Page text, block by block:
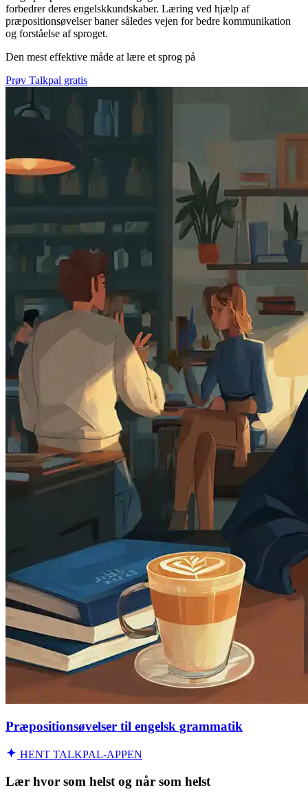
forbedrer deres engelskkundskaber. Læring ved hjælp af
præpositionsøvelser baner således vejen for bedre kommunikation
og forståelse af sproget.
Den mest effektive måde at lære et sprog på
Prøv Talkpal gratis
Præpositionsøvelser til engelsk grammatik
HENT TALKPAL-APPEN
Lær hvor som helst og når som helst